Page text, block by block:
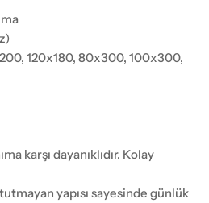
120x180, 80x300, 100x300,
karşı dayanıklıdır. Kolay
yapısı sayesinde günlük